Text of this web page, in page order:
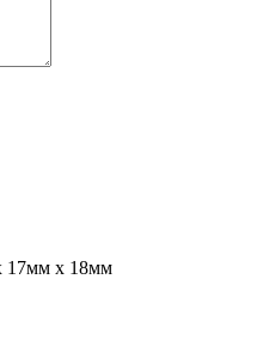
17мм x 18мм